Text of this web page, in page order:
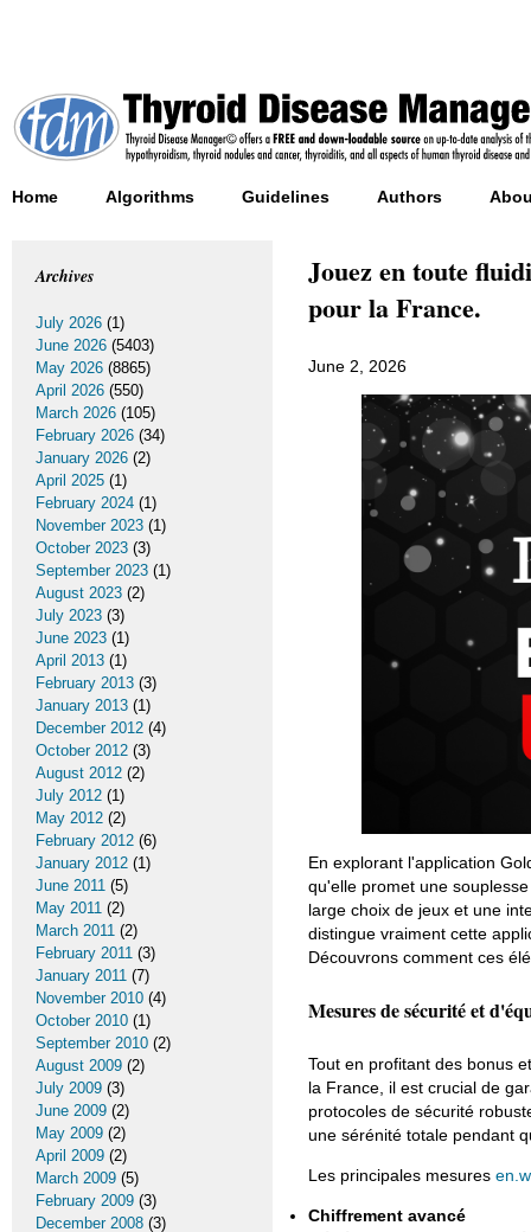
Home Algorithms Guidelines Authors
Jouez en toute
pour la France.
June 2, 2026
En explorant l'application
qu'elle promet une
large choix de jeux et une
distingue vraiment cette
Découvrons comment ces
Mesures de sécurité et
Tout en profitant des bonus
la France, il est crucial de
protocoles de sécurité
une sérénité totale pendant
Les principales mesures
Chiffrement avancé
Archives
July 2026 (1)
June 2026 (5403)
May 2026 (8865)
April 2026 (550)
March 2026 (105)
February 2026 (34)
January 2026 (2)
April 2025 (1)
February 2024 (1)
November 2023 (1)
October 2023 (3)
September 2023 (1)
August 2023 (2)
July 2023 (3)
June 2023 (1)
April 2013 (1)
February 2013 (3)
January 2013 (1)
December 2012 (4)
October 2012 (3)
August 2012 (2)
July 2012 (1)
May 2012 (2)
February 2012 (6)
January 2012 (1)
June 2011 (5)
May 2011 (2)
March 2011 (2)
February 2011 (3)
January 2011 (7)
November 2010 (4)
October 2010 (1)
September 2010 (2)
August 2009 (2)
July 2009 (3)
June 2009 (2)
May 2009 (2)
April 2009 (2)
March 2009 (5)
February 2009 (3)
December 2008 (3)